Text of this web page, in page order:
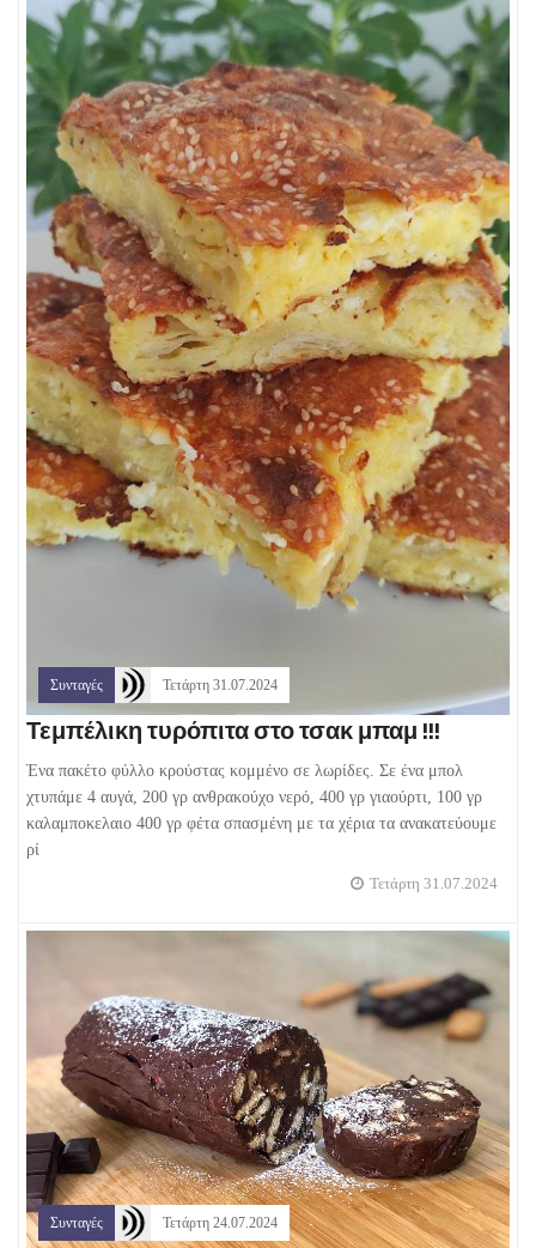
Συνταγές Τετάρτη 31.07.2024
Τεμπέλικη τυρόπιτα στο τσακ μπαμ !!!
Ένα πακέτο φύλλο κρούστας κομμένο σε λωρίδες. Σε ένα μπολ
χτυπάμε 4 αυγά, 200 γρ ανθρακούχο νερό, 400 γρ γιαούρτι, 100 γρ
καλαμποκελαιο 400 γρ φέτα σπασμένη με τα χέρια τα ανακατεύουμε
ρί
Τετάρτη 31.07.2024
Συνταγές Τετάρτη 24.07.2024